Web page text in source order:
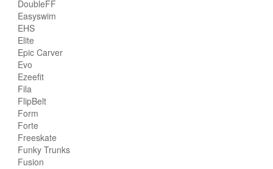
DoubleFF
Easyswim
EHS
Elite
Epic Carver
Evo
Ezeefit
Fila
FlipBelt
Form
Forte
Freeskate
Funky Trunks
Fusion